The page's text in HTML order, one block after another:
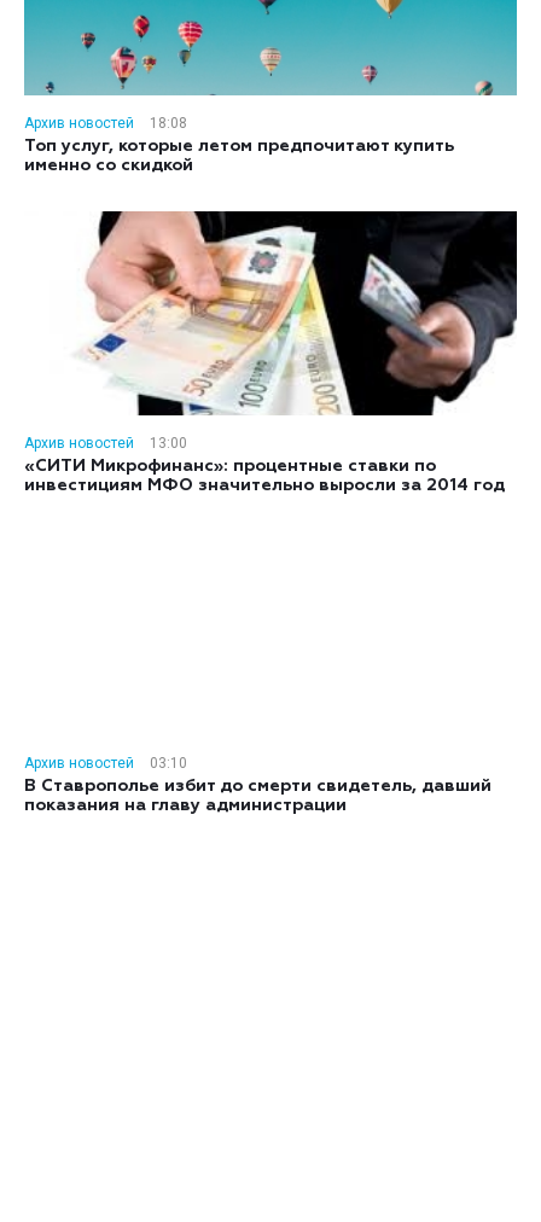
Архив новостей
18:08
Топ услуг, которые летом предпочитают купить
именно со скидкой
Архив новостей
13:00
«СИТИ Микрофинанс»: процентные ставки по
инвестициям МФО значительно выросли за 2014 год
Архив новостей
03:10
В Ставрополье избит до смерти свидетель, давший
показания на главу администрации